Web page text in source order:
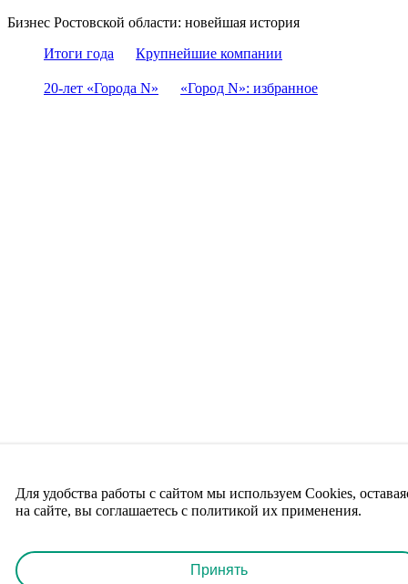
Бизнес Ростовской области: новейшая история
Итоги года
Крупнейшие компании
20-лет «Города N» «Город N»: избранное
Для удобства работы с сайтом мы используем Cookies,
на сайте, вы соглашаетесь с политикой их применения.
Принять